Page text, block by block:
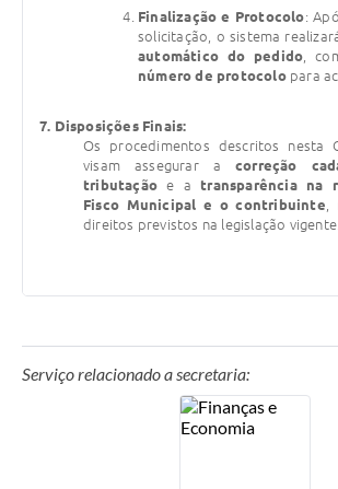
Finalização e Protocolo:
solicitação, o sistema
automático do pedido ,
número de protocolopara
7. Disposições Finais:
Os procedimentos descritos nesta
visam assegurar acorreção
tributação e atransparência na
Fisco Municipal e o contribuinte
direitos previstos na legislação vigente.
Serviço relacionado a secretaria: